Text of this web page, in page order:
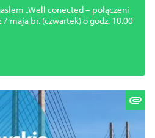
„Well conected – połączeni
maja br. (czwartek) o godz. 10.00